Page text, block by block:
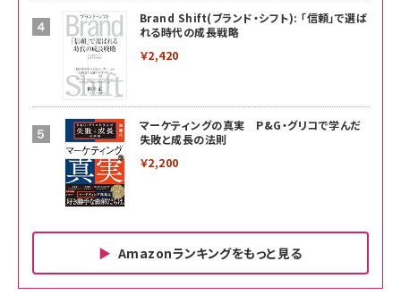
Brand Shift(ブランド・シフト): 「信頼」で選ば
れる時代の成長戦略
￥2,420
マーケティングの真実 P&G・グリコで学んだ
失敗と成長の法則
￥2,200
Amazonランキングをもっと見る